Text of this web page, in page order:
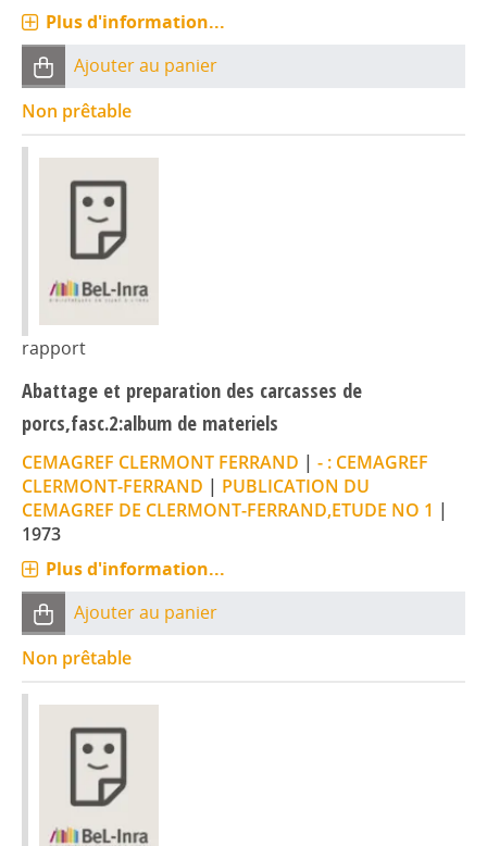
Plus d'information...
Ajouter au panier
Non prêtable
rapport
Abattage et preparation des carcasses de
porcs,fasc.2:album de materiels
CEMAGREF CLERMONT FERRAND | - : CEMAGREF
CLERMONT-FERRAND | PUBLICATION DU
CEMAGREF DE CLERMONT-FERRAND,ETUDE NO 1 |
1973
Plus d'information...
Ajouter au panier
Non prêtable